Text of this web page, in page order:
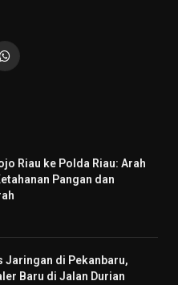
WhatsApp
Riau ke Polda Riau: Arah
Pangan dan
Jaringan di Pekanbaru,
Baru di Jalan Durian